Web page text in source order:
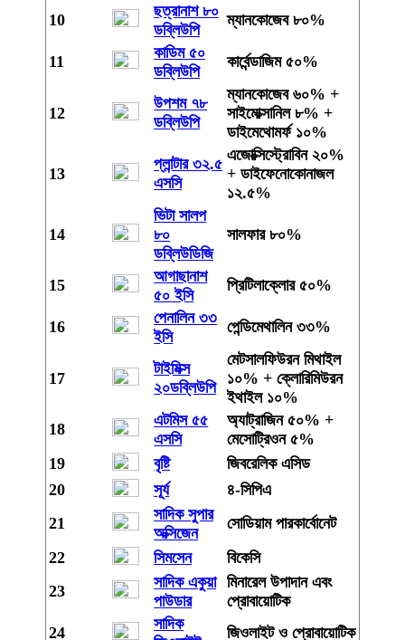
10
ছত্রানাশ ৮০
ডব্লিউপি
ম্যানকোজেব ৮০%
11
কাডিম ৫০
ডব্লিউপি
কার্বেন্ডাজিম ৫০%
12
উপশম ৭৮
ডব্লিউপি
ম্যানকোজেব ৬০% +
সাইমোক্সানিল ৮% +
ডাইমেথোমর্ফ ১০%
13
প্লান্টার ৩২.৫
এসসি
এজোক্সিস্ট্রোবিন ২০%
+ ডাইফেনোকোনাজল
১২.৫%
14
ভিটা সালপ
৮০
ডব্লিউডিজি
সালফার ৮০%
15
আগাছানাশ
৫০ ইসি
প্রিটিলাক্লোর ৫০%
16
পেনালিন ৩৩
ইসি
পেন্ডিমেথালিন ৩৩%
17
টাইমিক্স
২০ডব্লিউপি
মেটসালফিউরন মিথাইল
১০% + ক্লোরিমিউরন
ইথাইল ১০%
18
এটমিস ৫৫
এসসি
অ্যাট্রাজিন ৫০% +
মেসোট্রিওন ৫%
19
বৃষ্টি
জিবরেলিক এসিড
20
সূর্য
৪-সিপিএ
21
সাদিক সুপার
অক্সিজেন
সোডিয়াম পারকার্বোনেট
22
সিমসেন
বিকেসি
23
সাদিক একুয়া
পাউডার
মিনারেল উপাদান এবং
প্রোবায়োটিক
24
সাদিক
জিওলাইট ও প্রোবায়োটিক